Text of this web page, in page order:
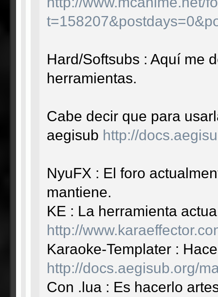
Hard/Softsubs : Aquí me
herramientas.
Cabe decir que para
aegisub http://
NyuFX : El foro
mantiene.
KE : La herramienta
http://
Karaoke-Templater :
http://docs.aegisub.org/
Con .lua : Es hacerlo